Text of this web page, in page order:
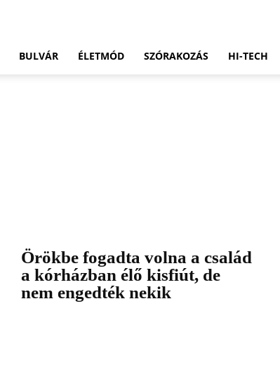
BULVÁR ÉLETMÓD SZÓRAKOZÁS HI-TECH
Örökbe fogadta volna a család
a kórházban élő kisfiút, de
nem engedték nekik